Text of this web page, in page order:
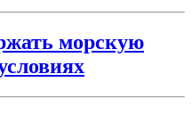
морскую